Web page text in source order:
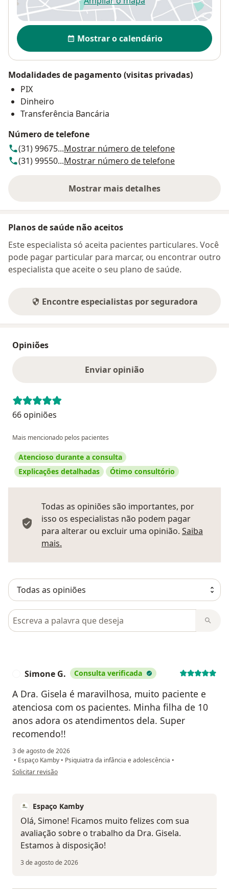
abre num novo separador
Disponibilidade
Mostrar o calendário
Modalidades de pagamento (visitas privadas)
PIX
Dinheiro
Transferência Bancária
Número de telefone
(31) 99675...Mostrar número de telefone
(31) 99550...Mostrar número de telefone
Mostrar mais detalhes
sobre o endereço
Planos de saúde não aceitos
Este especialista só aceita pacientes particulares. Você
pode pagar particular para marcar, ou encontrar outro
especialista que aceite o seu plano de saúde.
Encontre especialistas por seguradora
Opiniões
Enviar opinião
66 opiniões
Mais mencionado pelos pacientes
Atencioso durante a consulta
Explicações detalhadas
Ótimo consultório
Todas as opiniões são importantes, por
isso os especialistas não podem pagar
para alterar ou excluir uma opinião. Saiba
mais.
Pesquisar em opiniões
Simone G. Consulta verificada
A Dra. Gisela é maravilhosa, muito paciente e
atenciosa com os pacientes. Minha filha de 10
anos adora os atendimentos dela. Super
recomendo!!
3 de agosto de 2026
• Espaço Kamby • Psiquiatra da infância e adolescência •
na opinião do utilizador Simone G.
Solicitar revisão
Espaço Kamby
Olá, Simone! Ficamos muito felizes com sua
avaliação sobre o trabalho da Dra. Gisela.
Estamos à disposição!
3 de agosto de 2026